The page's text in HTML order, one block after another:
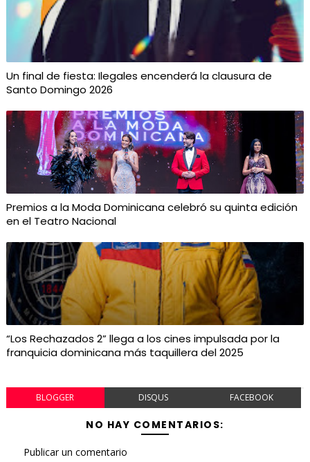
Un final de fiesta: Ilegales encenderá la clausura de
Santo Domingo 2026
Premios a la Moda Dominicana celebró su quinta edición
en el Teatro Nacional
“Los Rechazados 2” llega a los cines impulsada por la
franquicia dominicana más taquillera del 2025
BLOGGER DISQUS FACEBOOK
NO HAY COMENTARIOS:
Publicar un comentario